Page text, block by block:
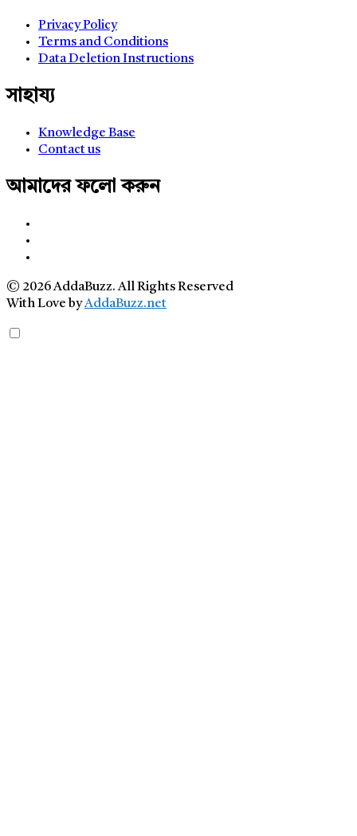
Privacy Policy
Terms and Conditions
Data Deletion Instructions
সাহায্য
Knowledge Base
Contact us
আমাদের ফলো করুন
© 2026 AddaBuzz. All Rights Reserved
With Love byAddaBuzz.net